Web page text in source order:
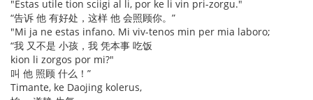
"Estas utile tion sciigi al li, por ke li vin pri-zorgu."
“告诉 他 有好处，这样 他 会照顾你。”
"Mi ja ne estas infano. Mi viv-tenos min per mia laboro;
“我 又不是 小孩，我 凭本事 吃饭
kion li zorgos por mi?"
叫 他 照顾 什么！”
Timante, ke Daojing kolerus,